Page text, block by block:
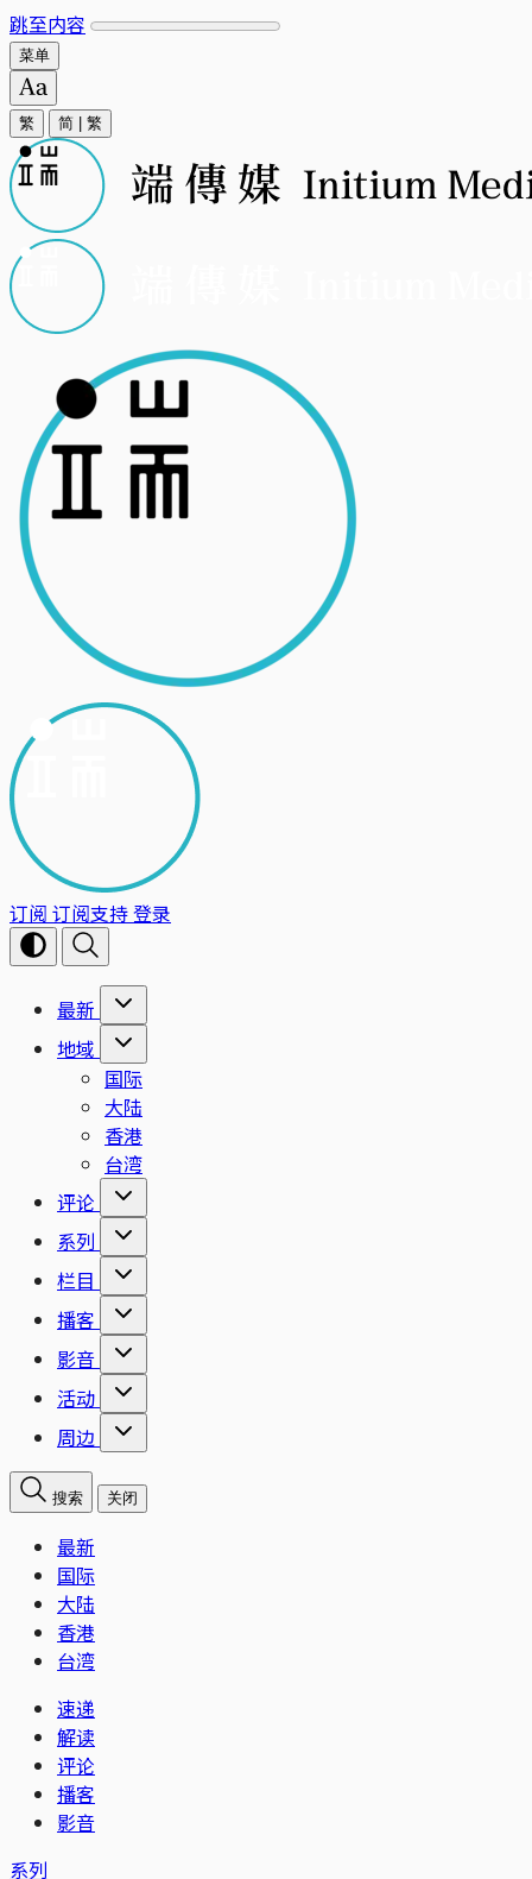
跳至内容
菜单
繁 简 繁
订阅 订阅支持登录
最新
地域
国际
大陆
香港
台湾
评论
系列
栏目
播客
影音
活动
周边
搜索 关闭
最新
国际
大陆
香港
台湾
速递
解读
评论
播客
影音
系列